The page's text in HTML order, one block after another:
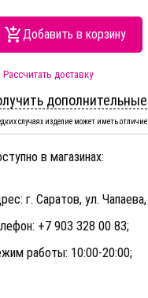
Добавить в корзину
Рассчитать доставку
случаях изделие может иметь
в магазинах:
г. Саратов, ул.
+7 903 328 00 83;
работы: 10:00-20:00;